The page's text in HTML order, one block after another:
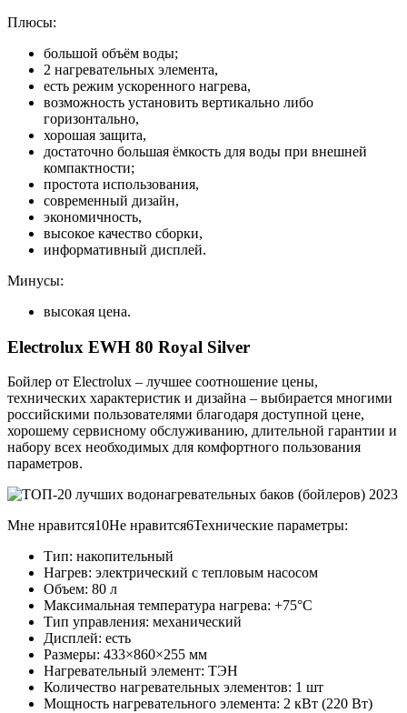
Плюсы:
большой объём воды;
2 нагревательных элемента,
есть режим ускоренного нагрева,
возможность установить вертикально либо
горизонтально,
хорошая защита,
достаточно большая ёмкость для воды при внешней
компактности;
простота использования,
современный дизайн,
экономичность,
высокое качество сборки,
информативный дисплей.
Минусы:
высокая цена.
Electrolux EWH 80 Royal Silver
Бойлер от Electrolux – лучшее соотношение цены,
технических характеристик и дизайна – выбирается многими
российскими пользователями благодаря доступной цене,
хорошему сервисному обслуживанию, длительной гарантии и
набору всех необходимых для комфортного пользования
параметров.
Мне нравится10Не нравится6Технические параметры:
Тип: накопительный
Нагрев: электрический с тепловым насосом
Объем: 80 л
Максимальная температура нагрева: +75°С
Тип управления: механический
Дисплей: есть
Размеры: 433×860×255 мм
Нагревательный элемент: ТЭН
Количество нагревательных элементов: 1 шт
Мощность нагревательного элемента: 2 кВт (220 Вт)